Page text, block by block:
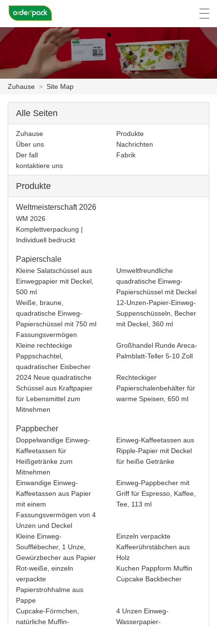
PRODUKTE
ÜBER UNS
NACHRICHTEN
Deutsch
Zuhause > Site Map
Alle Seiten
Zuhause
Produkte
Über uns
Nachrichten
Der fall
Fabrik
kontaktiere uns
Produkte
Weltmeisterschaft 2026
WM 2026
Komplettverpackung |
Individuell bedruckt
Papierschale
Kleine Salatschüssel aus
Einwegpapier mit Deckel,
500 ml
Umweltfreundliche
quadratische Einweg-
Papierschüssel mit Deckel
Weiße, braune,
quadratische Einweg-
Papierschüssel mit 750 ml
Fassungsvermögen
12-Unzen-Papier-Einweg-
Suppenschüsseln, Becher
mit Deckel, 360 ml
Kleine rechteckige
Pappschachtel,
quadratischer Eisbecher
Großhandel Runde Areca-
Palmblatt-Teller 5-10 Zoll
2024 Neue quadratische
Schüssel aus Kraftpapier
für Lebensmittel zum
Mitnehmen
Rechteckiger
Papierschalenbehälter für
warme Speisen, 650 ml
Pappbecher
Doppelwandige Einweg-
Kaffeetassen für
Heißgetränke zum
Mitnehmen
Einweg-Kaffeetassen aus
Ripple-Papier mit Deckel
für heiße Getränke
Einwandige Einweg-
Kaffeetassen aus Papier
mit einem
Fassungsvermögen von 4
Unzen und Deckel
Einweg-Pappbecher mit
Griff für Espresso, Kaffee,
Tee, 113 ml
Kleine Einweg-
Soufflébecher, 1 Unze,
Gewürzbecher aus Papier
Einzeln verpackte
Kaffeerührstäbchen aus
Holz
Rot-weiße, einzeln
verpackte
Papierstrohhalme aus
Pappe
Kuchen Pappform Muffin
Cupcake Backbecher
Cupcake-Förmchen,
natürliche Muffin-
4 Unzen Einweg-
Wasserpapier-